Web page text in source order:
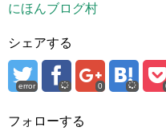
にほんブログ村
シェアする
error 0
フォローする